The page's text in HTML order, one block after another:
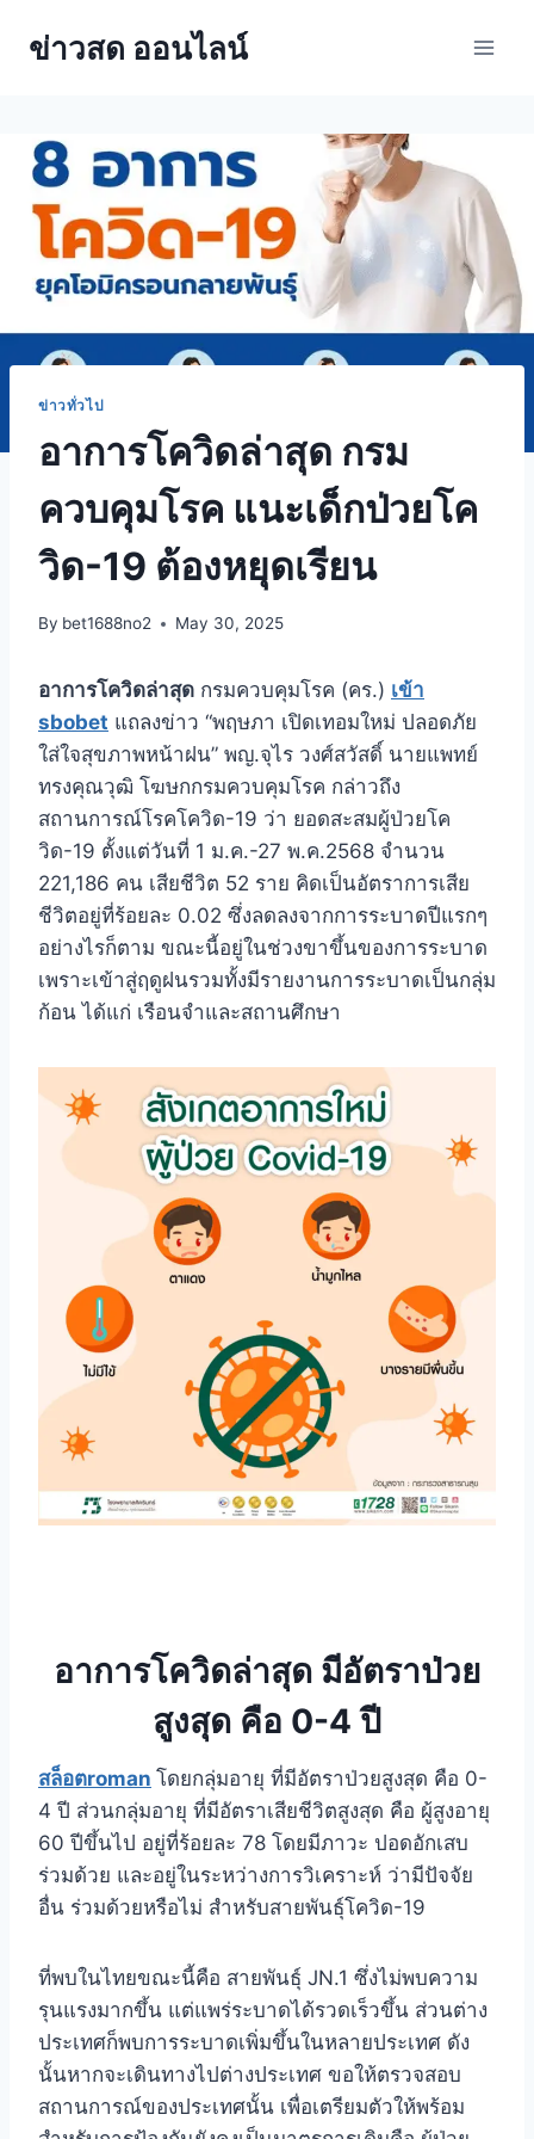
ข่าวสด ออนไลน์
ข่าวทั่วไป
อาการโควิดล่าสุด กรม
ควบคุมโรค แนะเด็กป่วยโค
วิด-19 ต้องหยุดเรียน
By bet1688no2 May 30, 2025
อาการโควิดล่าสุด กรมควบคุมโรค (คร.) เข้า
sbobet แถลงข่าว “พฤษภา เปิดเทอมใหม่ ปลอดภัย
ใส่ใจสุขภาพหน้าฝน” พญ.จุไร วงศ์สวัสดิ์ นายแพทย์
ทรงคุณวุฒิ โฆษกกรมควบคุมโรค กล่าวถึง
สถานการณ์โรคโควิด-19 ว่า ยอดสะสมผู้ป่วยโค
วิด-19 ตั้งแต่วันที่ 1 ม.ค.-27 พ.ค.2568 จำนวน
221,186 คน เสียชีวิต 52 ราย คิดเป็นอัตราการเสีย
ชีวิตอยู่ที่ร้อยละ 0.02 ซึ่งลดลงจากการระบาดปีแรกๆ
อย่างไรก็ตาม ขณะนี้อยู่ในช่วงขาขึ้นของการระบาด
เพราะเข้าสู่ฤดูฝนรวมทั้งมีรายงานการระบาดเป็นกลุ่ม
ก้อน ได้แก่ เรือนจำและสถานศึกษา
อาการโควิดล่าสุด มีอัตราป่วย
สูงสุด คือ 0-4 ปี
สล็อตroman โดยกลุ่มอายุ ที่มีอัตราป่วยสูงสุด คือ 0-
4 ปี ส่วนกลุ่มอายุ ที่มีอัตราเสียชีวิตสูงสุด คือ ผู้สูงอายุ
60 ปีขึ้นไป อยู่ที่ร้อยละ 78 โดยมีภาวะ ปอดอักเสบ
ร่วมด้วย และอยู่ในระหว่างการวิเคราะห์ ว่ามีปัจจัย
อื่น ร่วมด้วยหรือไม่ สำหรับสายพันธุ์โควิด-19
ที่พบในไทยขณะนี้คือ สายพันธุ์ JN.1 ซึ่งไม่พบความ
รุนแรงมากขึ้น แต่แพร่ระบาดได้รวดเร็วขึ้น ส่วนต่าง
ประเทศก็พบการระบาดเพิ่มขึ้นในหลายประเทศ ดัง
นั้นหากจะเดินทางไปต่างประเทศ ขอให้ตรวจสอบ
สถานการณ์ของประเทศนั้น เพื่อเตรียมตัวให้พร้อม